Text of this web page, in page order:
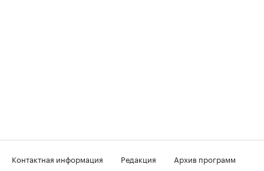
Контактная информация Редакция
Архив программ